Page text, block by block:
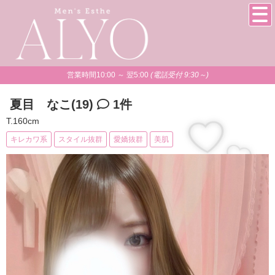
営業時間10:00 ～ 翌5:00 (電話受付 9:30～)
夏目 なこ(19) 1件
T.160cm
キレカワ系 スタイル抜群 愛嬌抜群 美肌